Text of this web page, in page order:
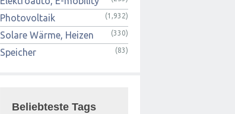
Photovoltaik (1,932)
Solare Wärme, Heizen (330)
Speicher (83)
Beliebteste Tags